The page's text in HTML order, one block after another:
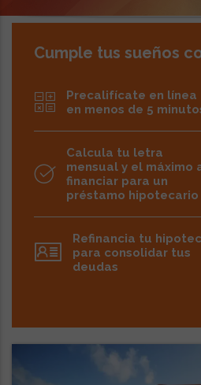
Cumple tus sueños
Precalifícate en línea
en menos de 5
Calcula tu letra
mensual y el máximo
financiar para un
préstamo hipotecario
Refinancia tu
para consolidar tus
deudas